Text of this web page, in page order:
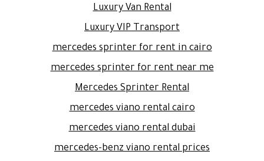
Luxury Van Rental
Luxury VIP Transport
mercedes sprinter for rent in cairo
mercedes sprinter for rent near me
Mercedes Sprinter Rental
mercedes viano rental cairo
mercedes viano rental dubai
mercedes-benz viano rental prices